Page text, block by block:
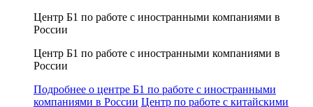
Центр Б1 по работе с иностранными компаниями в
России
Центр Б1 по работе с иностранными компаниями в
России
Подробнее о центре Б1 по работе с иностранными
компаниями в России Центр по работе с китайскими